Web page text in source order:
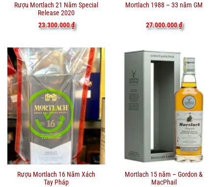
Rượu Mortlach 21 Năm Special
Release 2020
23.300.000₫
Mortlach 1988 – 33 năm GM
27.000.000₫
Rượu Mortlach 16 Năm Xách
Tay Pháp
Mortlach 15 năm – Gordon &
MacPhail